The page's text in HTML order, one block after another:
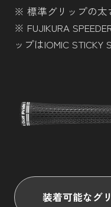
※ 標準グリップの太
※ FUJIKURA
ップはIOMIC STICKY
装着可能なグ